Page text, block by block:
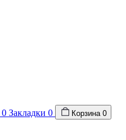
0 Закладки 0 Корзина 0